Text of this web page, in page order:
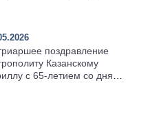
поздравление
Казанскому
с 65-летием со дня